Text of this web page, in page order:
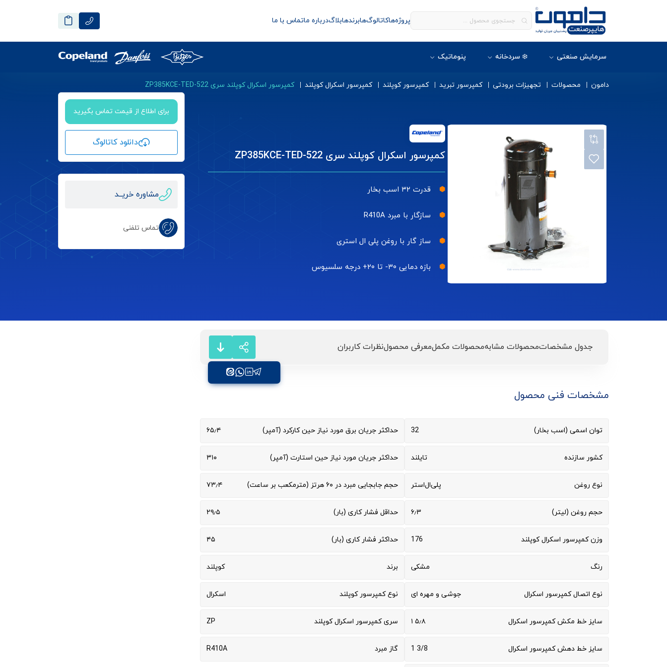
پروژه‌هاکاتالوگ‌هابرندهابلاگدرباره ماتماس با ما
سرمایش صنعتی ❄️ سردخانه پنوماتیک
دامون محصولات تجهیزات برودتی کمپرسور تبرید کمپرسور کوپلند کمپرسور اسکرال کوپلند کمپرسور اسکرال کوپلند سری ZP385KCE-TED-522
کمپرسور اسکرال کوپلند سری ZP385KCE-TED-522
قدرت ۳۲ اسب بخار
سازگار با مبرد R410A
ساز گار با روغن پلی ال استری
بازه دمایی ۳۰- تا ۲۰+ درجه سلسیوس
جدول مشخصاتمحصولات مشابهمحصولات مکملمعرفی محصولنظرات کاربران
مشخصات فنی محصول
توان اسمی (اسب بخار) 32
کشور سازنده تایلند
نوع روغن پلی‌ال‌استر
حجم روغن (لیتر) ۶٫۳
وزن کمپرسور اسکرال کوپلند 176
رنگ مشکی
نوع اتصال کمپرسور اسکرال جوشی و مهره ای
سایز خط مکش کمپرسور اسکرال ۵٫۸ ۱
سایز خط دهش کمپرسور اسکرال 3/8 1
حداکثر جریان برق مورد نیاز حین کارکرد (آمپر) ۶۵٫۴
حداکثر جریان مورد نیاز حین استارت (آمپر) ۳۱۰
حجم جابجایی مبرد در ۶۰ هرتز (مترمکعب بر ساعت) ۷۳٫۴
حداقل فشار کاری (بار) ۲۹٫۵
حداکثر فشار کاری (بار) ۴۵
برند کوپلند
نوع کمپرسور کوپلند اسکرال
سری کمپرسور اسکرال کوپلند ZP
گاز مبرد R410A
برای اطلاع از قیمت تماس بگیرید
دانلود کاتالوگ
مشاوره خریــد
تماس تلفنی